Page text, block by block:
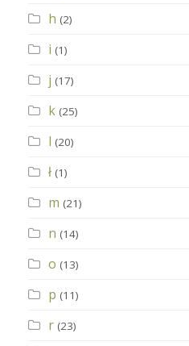
h (2)
i (1)
j (17)
k (25)
l (20)
ł (1)
m (21)
n (14)
o (13)
p (11)
r (23)